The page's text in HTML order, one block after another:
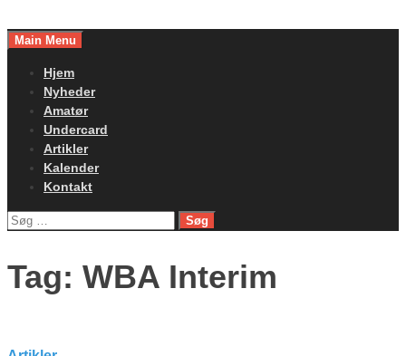
toMain Menu
Hjem
Nyheder
Amatør
Undercard
Artikler
Kalender
Kontakt
Søg
Tag: WBA Interim